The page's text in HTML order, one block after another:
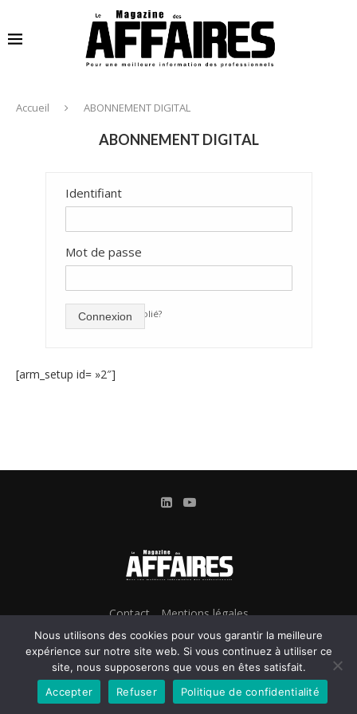
Accueil ABONNEMENT DIGITAL
ABONNEMENT DIGITAL
Identifiant
Mot de passe
mot de passe oublié?
Connexion
[arm_setup id= »2″]
Contact
Mentions légales
Conditions Générales d’Utilisation et d’Abonnement
Gestion des cookies
Confidentialité & Données personnelles
@2024 - Le Magazine des Affaires
Nous utilisons des cookies pour vous garantir la meilleure
expérience sur notre site web. Si vous continuez à utiliser ce
site, nous supposerons que vous en êtes satisfait.
Accepter
Refuser Politique de confidentialité